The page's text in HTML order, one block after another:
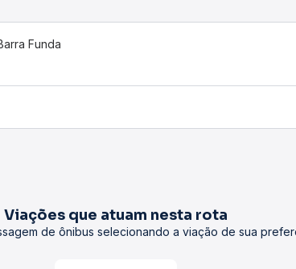
Funda
Viações que atuam nesta rota
de ônibus selecionando a viação de sua